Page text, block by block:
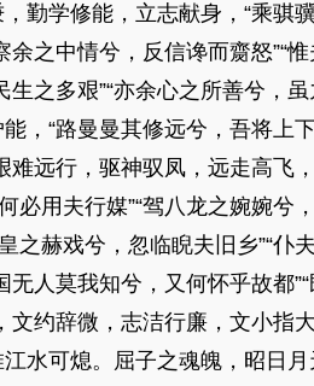
勤学修能，立志献身，“乘骐
之中情兮，反信谗而齌怒”“
之多艰”“亦余心之所善兮，
，“路曼曼其修远兮，吾将上
难远行，驱神驭凤，远走高飞
必用夫行媒”“驾八龙之婉婉兮
之赫戏兮，忽临睨夫旧乡”“仆
人莫我知兮，又何怀乎故都
约辞微，志洁行廉，文小指
水可熄。屈子之魂魄，昭日月